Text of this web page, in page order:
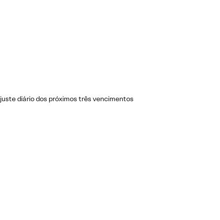
diário dos próximos três vencimentos